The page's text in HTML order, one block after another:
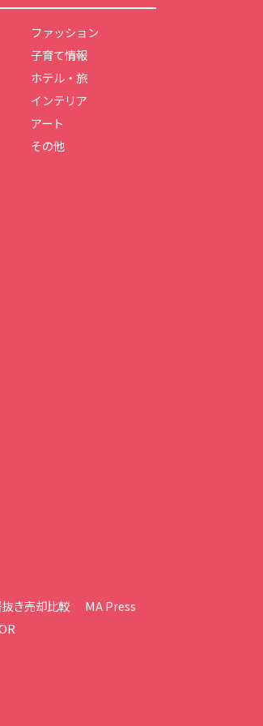
ファッション
子育て情報
ホテル・旅
インテリア
アート
その他
き売却比較
MA Press